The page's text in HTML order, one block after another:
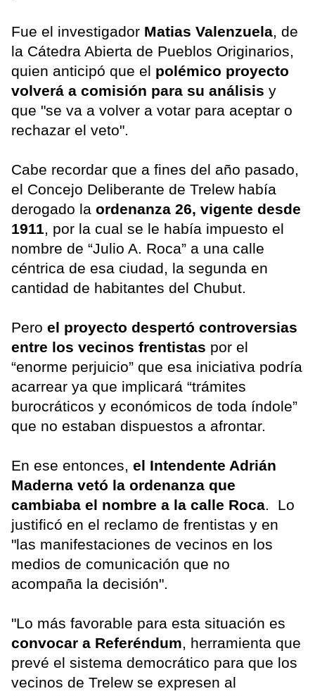
Fue el investigador Matias Valenzuela, de
la Cátedra Abierta de Pueblos Originarios,
quien anticipó que el polémico proyecto
volverá a comisión para su análisis y
que "se va a volver a votar para aceptar o
rechazar el veto".
Cabe recordar que a fines del año pasado,
el Concejo Deliberante de Trelew había
derogado la ordenanza 26, vigente desde
1911, por la cual se le había impuesto el
nombre de “Julio A. Roca” a una calle
céntrica de esa ciudad, la segunda en
cantidad de habitantes del Chubut.
Pero el proyecto despertó controversias
entre los vecinos frentistas por el
“enorme perjuicio” que esa iniciativa podría
acarrear ya que implicará “trámites
burocráticos y económicos de toda índole”
que no estaban dispuestos a afrontar.
En ese entonces, el Intendente Adrián
Maderna vetó la ordenanza que
cambiaba el nombre a la calle Roca. Lo
justificó en el reclamo de frentistas y en
"las manifestaciones de vecinos en los
medios de comunicación que no
acompaña la decisión".
"Lo más favorable para esta situación es
convocar a Referéndum, herramienta que
prevé el sistema democrático para que los
vecinos de Trelew se expresen al